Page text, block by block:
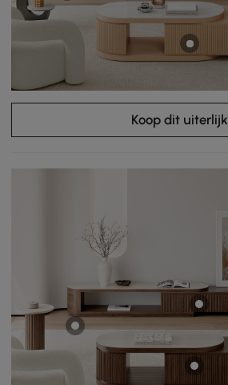
Koop dit uiterlijk